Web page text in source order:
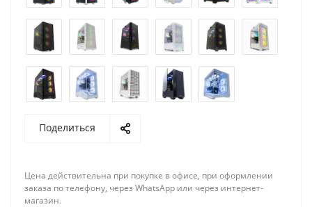
Поделиться
Цена действительна при покупке в офисе, при оформлении
заказа по телефону, через WhatsApp или через интернет-
магазин.